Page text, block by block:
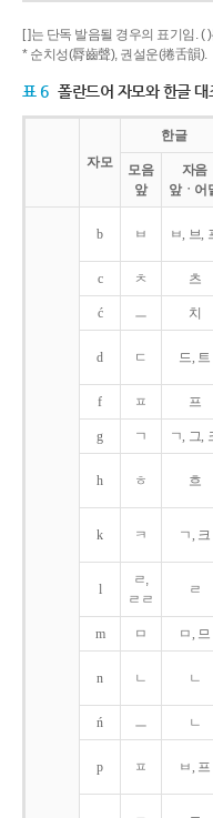
[ ]는 단독 발음될 경우의 표기임. (
* 순치성(脣齒聲), 권설운(捲舌韻).
표 6 폴란드어 자모와 한글 대
자모
한글
모음
앞
자음
앞ㆍ어
b ㅂ ㅂ, 브,
c ㅊ 츠
ć ㅡ 치
d ㄷ 드, 트
f ㅍ 프
g ㄱ ㄱ, 그,
h ㅎ 흐
k ㅋ ㄱ, 크
l
ㄹ,
ㄹㄹ
ㄹ
m ㅁ ㅁ, 므
n ㄴ ㄴ
ń ㅡ ㄴ
p ㅍ ㅂ, 프